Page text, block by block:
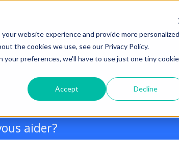
website experience and provide more personalized
the cookies we use, see our Privacy Policy.
preferences, we'll have to use just one tiny cookie
Accept Decline
aider?